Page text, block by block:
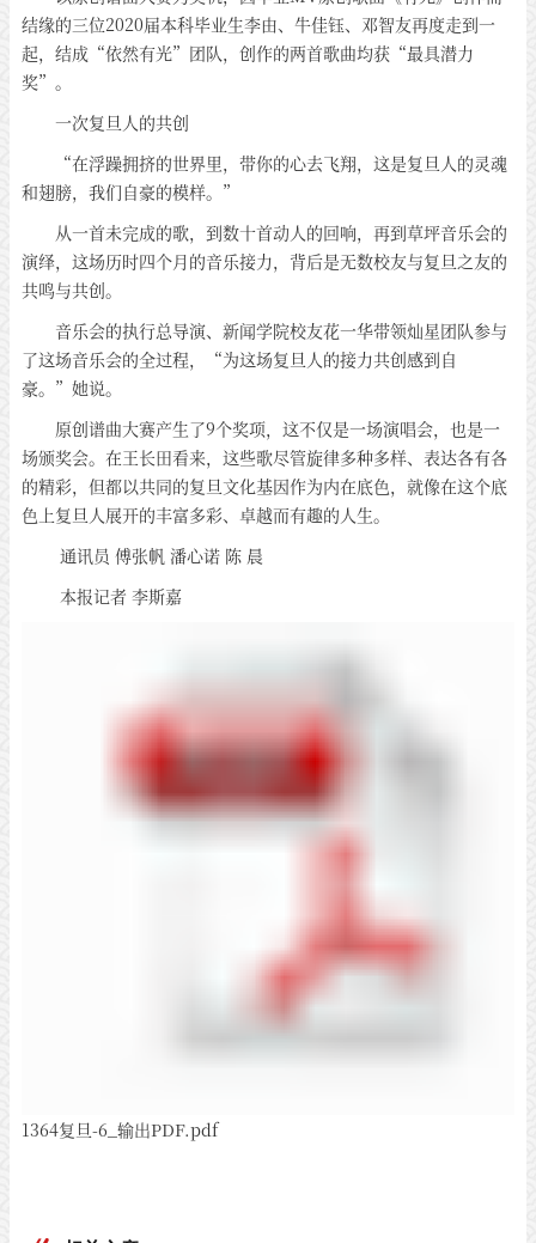
结缘的三位2020届本科毕业生李由、牛佳钰、邓智友再度走到一
起，结成“依然有光”团队，创作的两首歌曲均获“最具潜力
奖”。
一次复旦人的共创
“在浮躁拥挤的世界里，带你的心去飞翔，这是复旦人的灵魂
和翅膀，我们自豪的模样。”
从一首未完成的歌，到数十首动人的回响，再到草坪音乐会的
演绎，这场历时四个月的音乐接力，背后是无数校友与复旦之友的
共鸣与共创。
音乐会的执行总导演、新闻学院校友花一华带领灿星团队参与
了这场音乐会的全过程，“为这场复旦人的接力共创感到自
豪。”她说。
原创谱曲大赛产生了9个奖项，这不仅是一场演唱会，也是一
场颁奖会。在王长田看来，这些歌尽管旋律多种多样、表达各有各
的精彩，但都以共同的复旦文化基因作为内在底色，就像在这个底
色上复旦人展开的丰富多彩、卓越而有趣的人生。
通讯员 傅张帆 潘心诺 陈 晨
本报记者 李斯嘉
1364复旦-6_输出PDF.pdf